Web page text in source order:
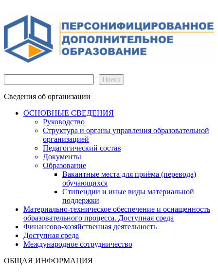
Поиск
Сведения об организации
ОСНОВНЫЕ СВЕДЕНИЯ
Руководство
Структура и органы управления образовательной
организацией
Педагогический состав
Документы
Образование
Вакантные места для приёма (перевода)
обучающихся
Стипендии и иные виды материальной
поддержки
Материально-техническое обеспечение и оснащенность
образовательного процесса. Доступная среда
Финансово-хозяйственная деятельность
Доступная среда
Международное сотрудничество
ОБЩАЯ ИНФОРМАЦИЯ